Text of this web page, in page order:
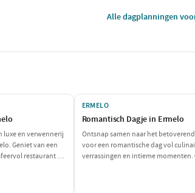
diner dat je zintuigen zal prikkelen. Een perfecte
Alle dagplanningen
luxe en verwennerij
Geniet van een
restaurant en
ERMELO
Romantisch Dagje in Ermelo
Ontsnap samen naar het
voor een romantische dag vol
verrassingen en intieme momenten.